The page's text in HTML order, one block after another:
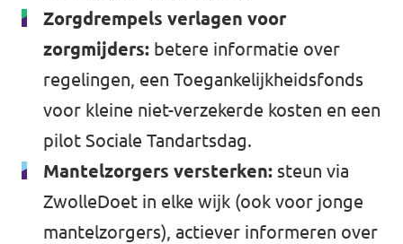
Zorgdrempels verlagen voor
zorgmijders: betere informatie over
regelingen, een Toegankelijkheidsfonds
voor kleine niet-verzekerde kosten en een
pilot Sociale Tandartsdag.
Mantelzorgers versterken: steun via
ZwolleDoet in elke wijk (ook voor jonge
mantelzorgers), actiever informeren over